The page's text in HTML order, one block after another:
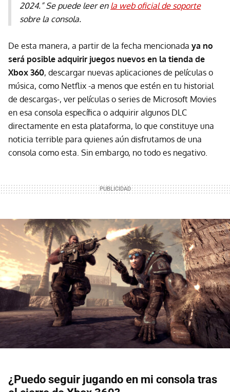
2024.” Se puede leer en la web oficial de soporte
sobre la consola.
De esta manera, a partir de la fecha mencionada ya no
será posible adquirir juegos nuevos en la tienda de
Xbox 360, descargar nuevas aplicaciones de películas o
música, como Netflix -a menos que estén en tu historial
de descargas-, ver películas o series de Microsoft Movies
en esa consola específica o adquirir algunos DLC
directamente en esta plataforma, lo que constituye una
noticia terrible para quienes aún disfrutamos de una
consola como esta. Sin embargo, no todo es negativo.
¿Puedo seguir jugando en mi consola tras